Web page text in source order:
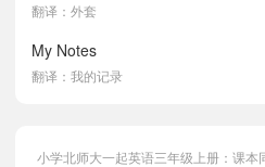
翻译：外套
My Notes
翻译：我的记录
小学北师大一起英语三年级上册：课本